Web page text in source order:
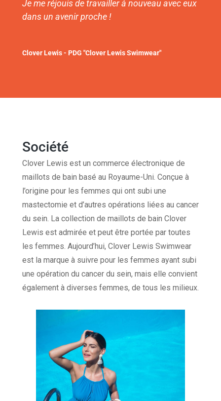
Je me réjouis de travailler à nouveau avec eux
dans un avenir proche !
Clover Lewis - PDG "Clover Lewis Swimwear"
Société
Clover Lewis est un commerce électronique de
maillots de bain basé au Royaume-Uni. Conçue à
l’origine pour les femmes qui ont subi une
mastectomie et d’autres opérations liées au cancer
du sein. La collection de maillots de bain Clover
Lewis est admirée et peut être portée par toutes
les femmes. Aujourd’hui, Clover Lewis Swimwear
est la marque à suivre pour les femmes ayant subi
une opération du cancer du sein, mais elle convient
également à diverses femmes, de tous les milieux.